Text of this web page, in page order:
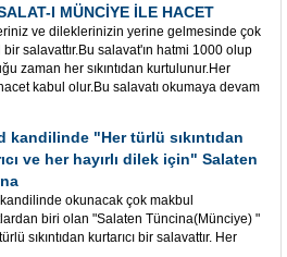
I MÜNCİYE İLE HACET
ve dileklerinizin yerine gelmesinde çok
salavattır.Bu salavat'ın hatmi 1000 olup
zaman her sıkıntıdan kurtulunur.Her
hacet kabul olur.Bu salavatı okumaya devam
kandilinde "Her türlü sıkıntıdan
ve her hayırlı dilek için" Salaten
okunacak çok makbul
biri olan "Salaten Tüncina(Münciye) "
sıkıntıdan kurtarıcı bir salavattır. Her